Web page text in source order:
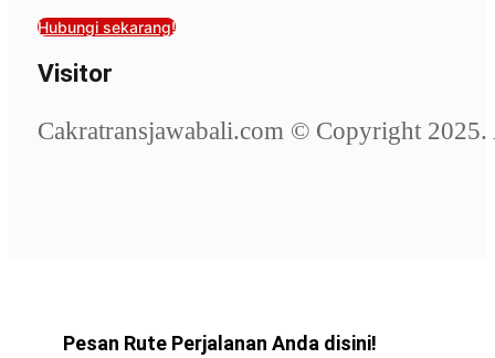
Hubungi sekarang!
Visitor
Cakratransjawabali.com © Copyright 2025.
Pesan Rute Perjalanan Anda disini!